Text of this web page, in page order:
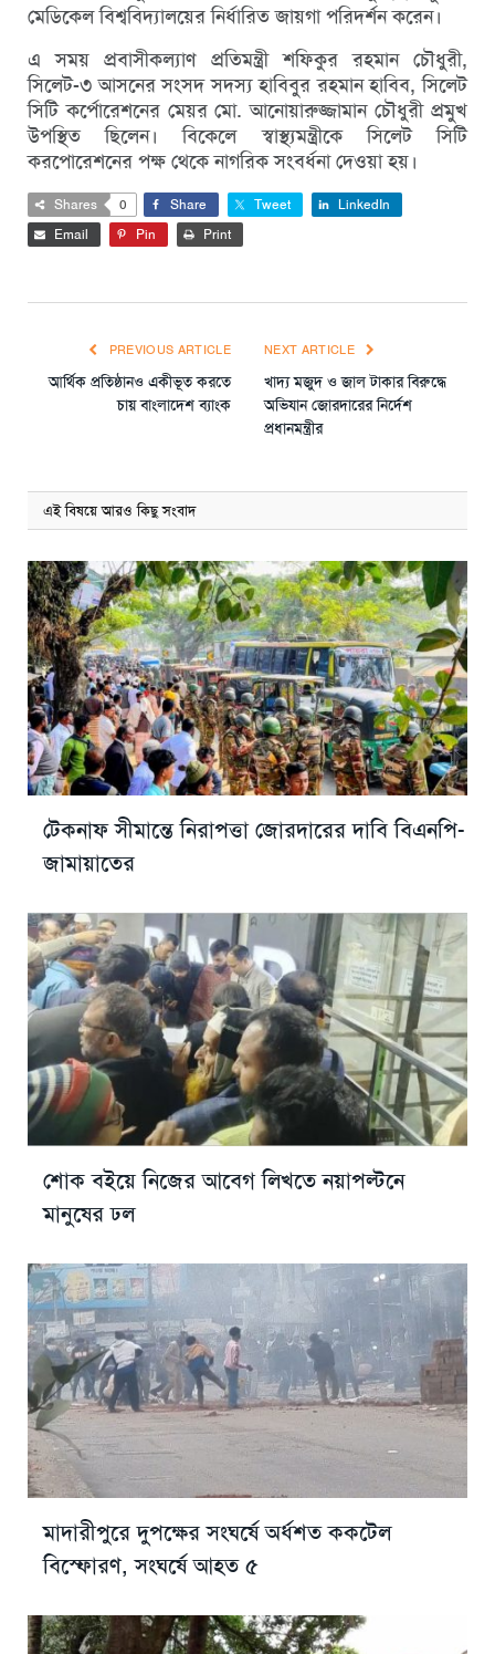
মেডিকেল বিশ্ববিদ্যালয়ের নির্ধারিত জায়গা পরিদর্শন করেন।
এ সময় প্রবাসীকল্যাণ প্রতিমন্ত্রী শফিকুর রহমান চৌধুরী,
সিলেট-৩ আসনের সংসদ সদস্য হাবিবুর রহমান হাবিব, সিলেট
সিটি কর্পোরেশনের মেয়র মো. আনোয়ারুজ্জামান চৌধুরী প্রমুখ
উপস্থিত ছিলেন। বিকেলে স্বাস্থ্যমন্ত্রীকে সিলেট সিটি
করপোরেশনের পক্ষ থেকে নাগরিক সংবর্ধনা দেওয়া হয়।
Shares 0 Share Tweet
LinkedIn
Email
Pin Print
PREVIOUS ARTICLE
আর্থিক প্রতিষ্ঠানও একীভূত করতে
চায় বাংলাদেশ ব্যাংক
NEXT ARTICLE
খাদ্য মজুদ ও জাল টাকার বিরুদ্ধে
অভিযান জোরদারের নির্দেশ
প্রধানমন্ত্রীর
এই বিষয়ে আরও কিছু সংবাদ
টেকনাফ সীমান্তে নিরাপত্তা জোরদারের দাবি বিএনপি-
জামায়াতের
শোক বইয়ে নিজের আবেগ লিখতে নয়াপল্টনে
মানুষের ঢল
মাদারীপুরে দুপক্ষের সংঘর্ষে অর্ধশত ককটেল
বিস্ফোরণ, সংঘর্ষে আহত ৫